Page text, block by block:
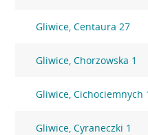
Gliwice, Centaura 27
Gliwice, Chorzowska 1
Gliwice, Cichociemnych
Gliwice, Cyraneczki 1